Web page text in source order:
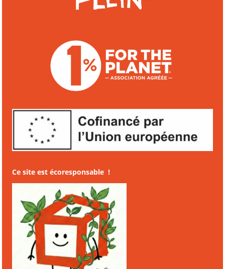
Ce site est écoresponsable !